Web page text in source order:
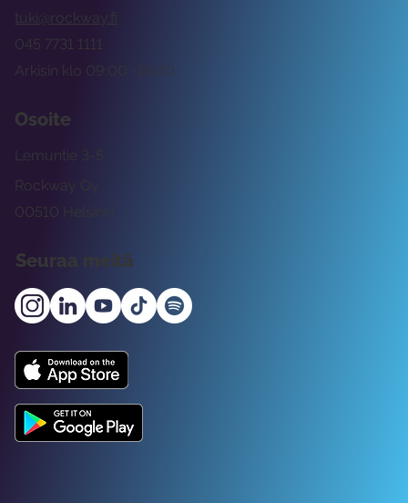
tuki@rockway.fi
Arkisin klo 09:00 -15:00
045 7731 1111
Osoite
Rockway Oy
Lemuntie 3-5
00510 Helsinki
Seuraa meitä